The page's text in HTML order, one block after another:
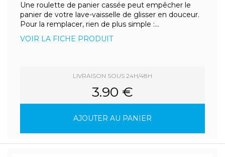
Une roulette de panier cassée peut empêcher le
panier de votre lave-vaisselle de glisser en douceur.
Pour la remplacer, rien de plus simple :...
VOIR LA FICHE PRODUIT
LIVRAISON SOUS 24H/48H
3.90 €
AJOUTER AU PANIER